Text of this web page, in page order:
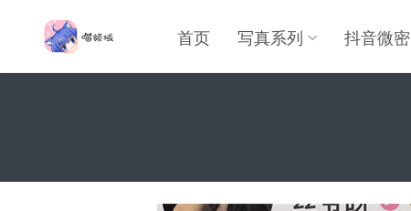
首页 写真系列 抖音微密